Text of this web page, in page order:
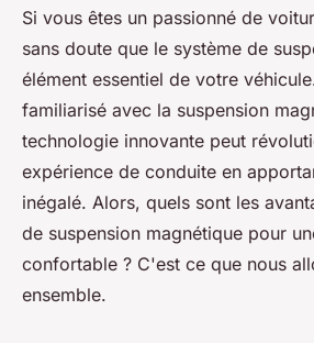
Quels sont les
systèmes de
magnétique pour
confortable?
Tiago•30 mai 2024•6 min de lecture
Si vous êtes un passionné de
sans doute que le système de
élément essentiel de votre
familiarisé avec la suspension
technologie innovante peut
expérience de conduite en
inégalé. Alors, quels sont les
de suspension magnétique pour
confortable ? C'est ce que nous
ensemble.